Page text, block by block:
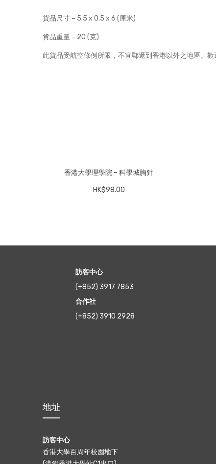
貨品尺寸 – 5.5 x 0.5 x 6 (厘米)
貨品重量 – 20 (克)
此貨品受航空條例所限，不宜郵遞到香港以外之地區。歡
香港大學理學院 – 科學城胸針
HK$98.00
訪客中心
(+852) 3917 7853
合作社
(+852) 3910 2928
地址
訪客中心
香港大學百周年校園地下